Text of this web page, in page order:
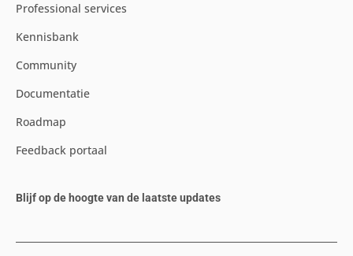
Professional services
Kennisbank
Community
Documentatie
Roadmap
Feedback portaal
Blijf op de hoogte van de laatste updates